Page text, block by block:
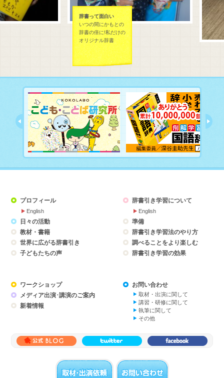
辞書って面白い
いつの間にかもとの
辞書の倍に!私だけの
オリジナル辞書
プロフィール
English
日々の活動
教材・書籍
世界に広がる辞書引き
子どもたちの声
辞書引き学習について
English
準備
辞書引き学習法のやり方
調べることをより楽しむ
辞書引き学習の効果
ワークショップ
メディア出演･講演のご案内
新着情報
お問い合わせ
取材・出演に関して
講習・研修に関して
執筆に関して
その他